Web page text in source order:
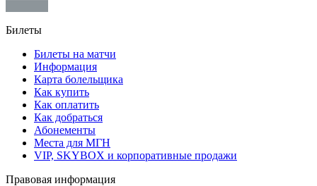
Билеты
Билеты на матчи
Информация
Карта болельщика
Как купить
Как оплатить
Как добраться
Абонементы
Места для МГН
VIP, SKYBOX и корпоративные продажи
Правовая информация